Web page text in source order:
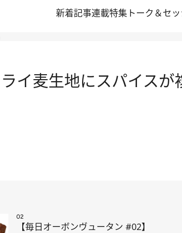
新着記事連載特集 トーク＆セ
イ麦生地にスパイス
02
【毎日オーボンヴュータン #02】